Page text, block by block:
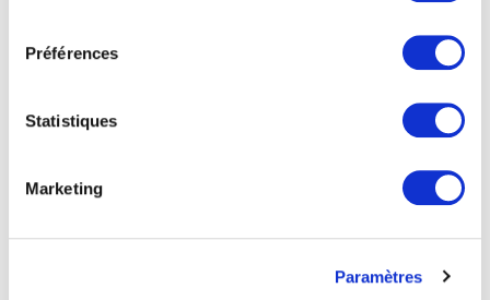
Préférences
Statistiques
Marketing
Paramètres